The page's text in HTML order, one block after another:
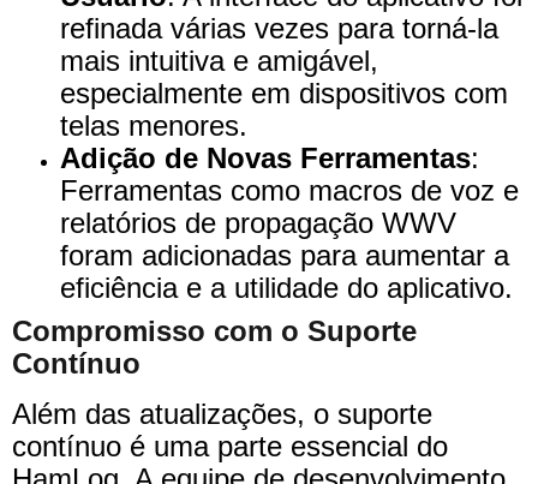
refinada várias vezes para torná-la
mais intuitiva e amigável,
especialmente em dispositivos com
telas menores.
Adição de Novas Ferramentas:
Ferramentas como macros de voz e
relatórios de propagação WWV
foram adicionadas para aumentar a
eficiência e a utilidade do aplicativo.
Compromisso com o Suporte
Contínuo
Além das atualizações, o suporte
contínuo é uma parte essencial do